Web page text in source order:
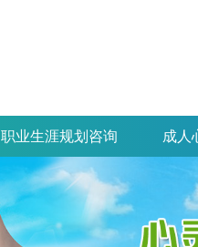
职业生涯规划咨询 成人